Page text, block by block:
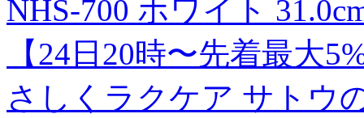
NHS-700 ホワイト
【24日20時〜先着最大
さしくラクケア サトウ